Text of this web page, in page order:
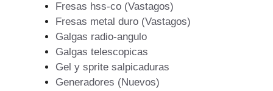
Fresas hss-co (Vastagos)
Fresas metal duro (Vastagos)
Galgas radio-angulo
Galgas telescopicas
Gel y sprite salpicaduras
Generadores (Nuevos)